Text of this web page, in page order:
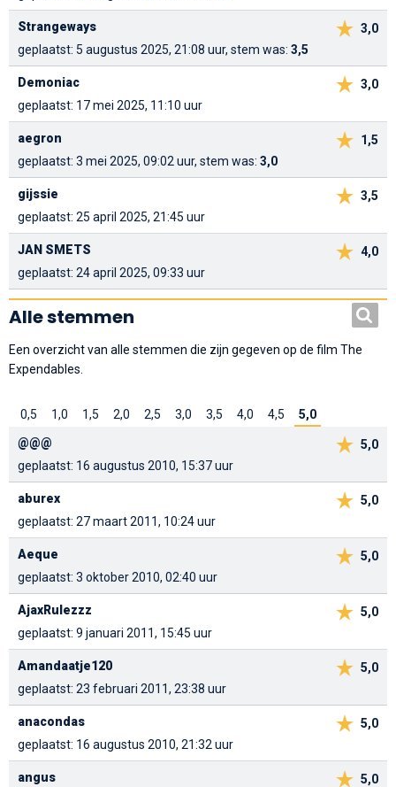
3,0
Strangeways
geplaatst: 5 augustus 2025, 21:08 uur, stem was: 3,5
3,0
Demoniac
geplaatst: 17 mei 2025, 11:10 uur
1,5
aegron
geplaatst: 3 mei 2025, 09:02 uur, stem was: 3,0
3,5
gijssie
geplaatst: 25 april 2025, 21:45 uur
4,0
JAN SMETS
geplaatst: 24 april 2025, 09:33 uur
Alle stemmen
Een overzicht van alle stemmen die zijn gegeven op de film The
Expendables.
0,5 1,0 1,5 2,0 2,5 3,0 3,5 4,0 4,5 5,0
5,0
@@@
geplaatst: 16 augustus 2010, 15:37 uur
5,0
aburex
geplaatst: 27 maart 2011, 10:24 uur
5,0
Aeque
geplaatst: 3 oktober 2010, 02:40 uur
5,0
AjaxRulezzz
geplaatst: 9 januari 2011, 15:45 uur
5,0
Amandaatje120
geplaatst: 23 februari 2011, 23:38 uur
5,0
anacondas
geplaatst: 16 augustus 2010, 21:32 uur
5,0
angus